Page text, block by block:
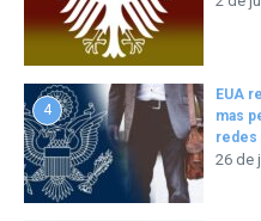
4
EUA
mas
redes
26 de